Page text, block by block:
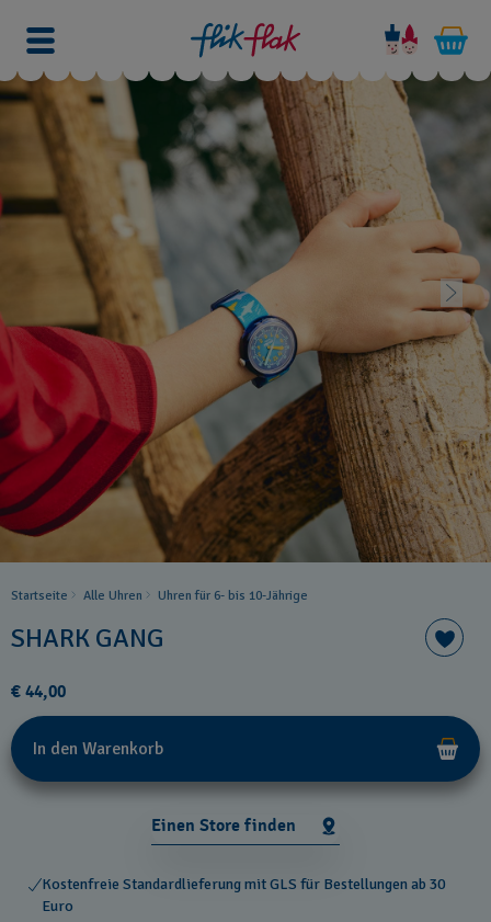
Startseite Alle Uhren Uhren für 6- bis 10-Jährige
SHARK GANG
€ 44,00
In den Warenkorb
Einen Store finden
Kostenfreie Standardlieferung mit GLS für Bestellungen ab 30
Euro